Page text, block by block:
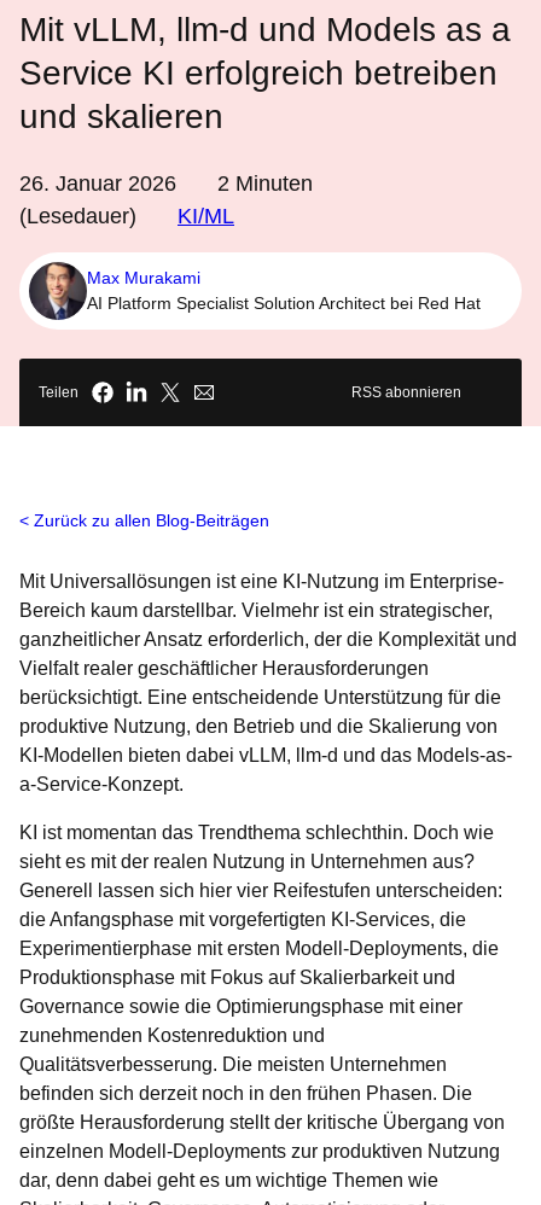
Mit vLLM, llm-d und Models as a
Service KI erfolgreich betreiben
und skalieren
26. Januar 2026 2 Minuten
(Lesedauer)
KI/ML
Max Murakami
AI Platform Specialist Solution Architect bei Red Hat
Teilen RSS abonnieren
Zurück zu allen Blog-Beiträgen
Mit Universallösungen ist eine KI-Nutzung im Enterprise-
Bereich kaum darstellbar. Vielmehr ist ein strategischer,
ganzheitlicher Ansatz erforderlich, der die Komplexität und
Vielfalt realer geschäftlicher Herausforderungen
berücksichtigt. Eine entscheidende Unterstützung für die
produktive Nutzung, den Betrieb und die Skalierung von
KI-Modellen bieten dabei vLLM, llm-d und das Models-as-
a-Service-Konzept.
KI ist momentan das Trendthema schlechthin. Doch wie
sieht es mit der realen Nutzung in Unternehmen aus?
Generell lassen sich hier vier Reifestufen unterscheiden:
die Anfangsphase mit vorgefertigten KI-Services, die
Experimentierphase mit ersten Modell-Deployments, die
Produktionsphase mit Fokus auf Skalierbarkeit und
Governance sowie die Optimierungsphase mit einer
zunehmenden Kostenreduktion und
Qualitätsverbesserung. Die meisten Unternehmen
befinden sich derzeit noch in den frühen Phasen. Die
größte Herausforderung stellt der kritische Übergang von
einzelnen Modell-Deployments zur produktiven Nutzung
dar, denn dabei geht es um wichtige Themen wie